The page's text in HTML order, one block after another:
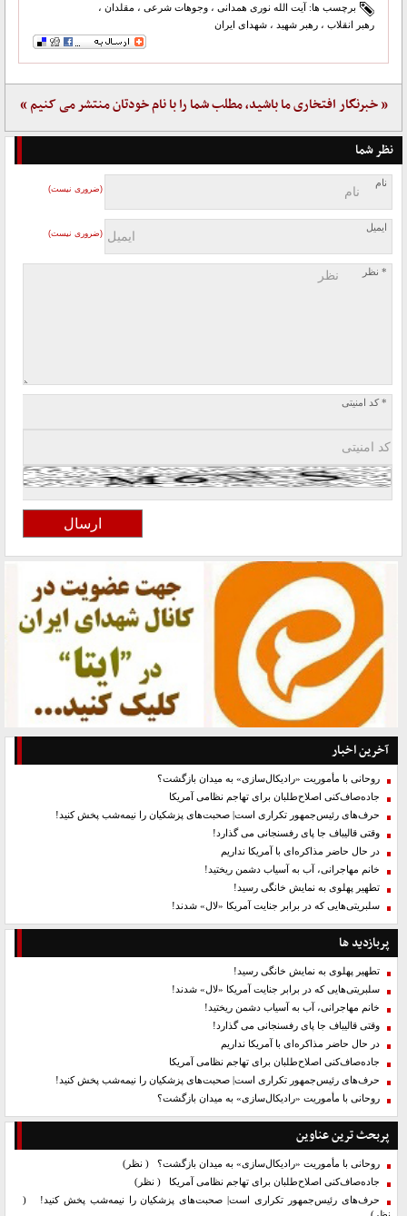
برچسب ها: آیت الله نوری همدانی ، وجوهات شرعی ، مقلدان ،
رهبر انقلاب ، رهبر شهید ، شهدای ایران
« خبرنگار افتخاری ما باشید، مطلب شما را با نام خودتان منتشر می کنیم »
نظر شما
نام
(ضروری نیست)
ایمیل
(ضروری نیست)
* نظر
* کد امنیتی
آخرین اخبار
روحانی با مأموریت «رادیکال‌سازی» به میدان بازگشت؟
جاده‌صاف‌کنی اصلاح‌طلبان برای تهاجم نظامی آمریکا
حرف‌های رئیس‌جمهور تکراری است| صحبت‌های پزشکیان را نیمه‌شب پخش کنید!
وقتی قالیباف جا پای رفسنجانی می گذارد!
در حال حاضر مذاکره‌ای با آمریکا نداریم
خانم مهاجرانی، آب به آسیاب دشمن ریختید!
تطهیر پهلوی به نمایش خانگی رسید!
سلبریتی‌هایی که در برابر جنایت آمریکا «لال» شدند!
پربازدید ها
تطهیر پهلوی به نمایش خانگی رسید!
سلبریتی‌هایی که در برابر جنایت آمریکا «لال» شدند!
خانم مهاجرانی، آب به آسیاب دشمن ریختید!
وقتی قالیباف جا پای رفسنجانی می گذارد!
در حال حاضر مذاکره‌ای با آمریکا نداریم
جاده‌صاف‌کنی اصلاح‌طلبان برای تهاجم نظامی آمریکا
حرف‌های رئیس‌جمهور تکراری است| صحبت‌های پزشکیان را نیمه‌شب پخش کنید!
روحانی با مأموریت «رادیکال‌سازی» به میدان بازگشت؟
پربحث ترین عناوین
روحانی با مأموریت «رادیکال‌سازی» به میدان بازگشت؟ ( نظر)
جاده‌صاف‌کنی اصلاح‌طلبان برای تهاجم نظامی آمریکا
( نظر)
حرف‌های رئیس‌جمهور تکراری است| صحبت‌های پزشکیان را نیمه‌شب پخش کنید!
(